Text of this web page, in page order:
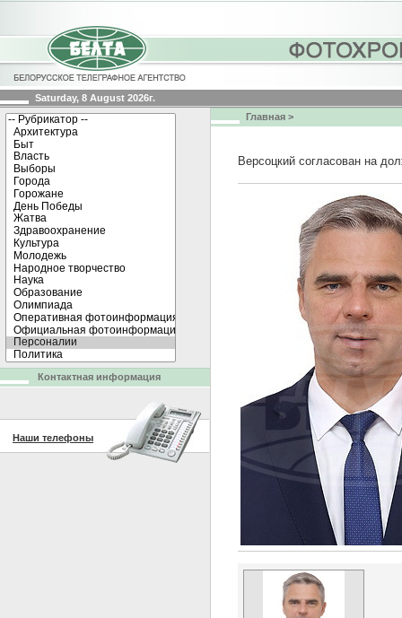
Saturday, 8 August 2026г.
Главная >
Версоцкий согласован на
Контактная информация
Наши телефоны